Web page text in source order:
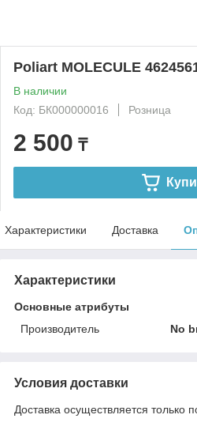
Poliart MOLECULE
В наличии
Код: БК000000016
Розница
2 500 ₸
Характеристики Доставка
Характеристики
Основные атрибуты
Производитель
No
Условия доставки
Доставка осуществляется только